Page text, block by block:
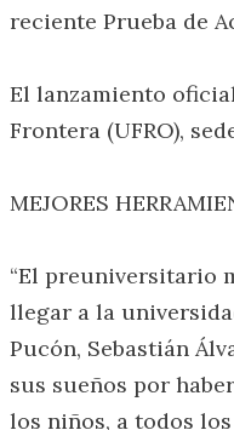
reciente Prueba de
El lanzamiento
Frontera (UFRO),
MEJORES
“El preuniversitario
llegar a la
Pucón, Sebastián
sus sueños por
los niños, a todos